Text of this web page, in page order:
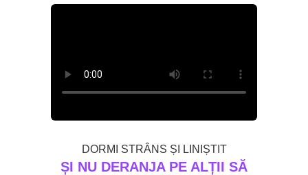
DORMI STRÂNS ȘI LINIȘTIT
ȘI NU DERANJA PE ALȚII SĂ